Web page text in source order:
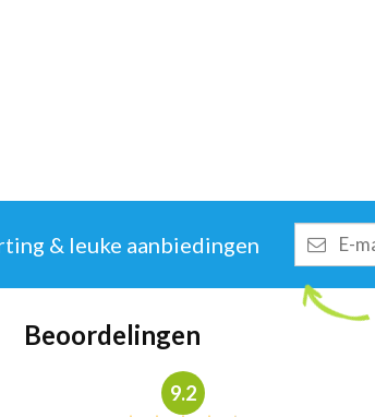
& leuke aanbiedingen
mailadres
Beoordelingen
9.2